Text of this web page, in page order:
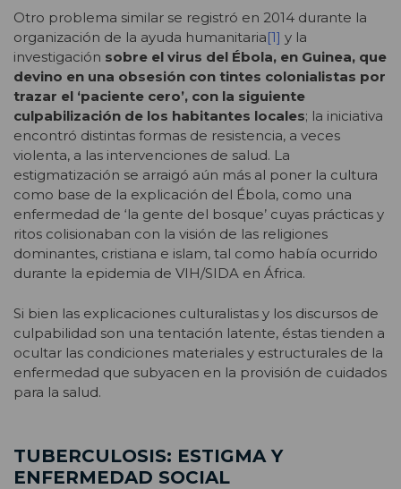
Otro problema similar se registró en 2014 durante la
organización de la ayuda humanitaria[1] y la
investigación sobre el virus del Ébola, en Guinea, que
devino en una obsesión con tintes colonialistas por
trazar el ‘paciente cero’, con la siguiente
culpabilización de los habitantes locales; la iniciativa
encontró distintas formas de resistencia, a veces
violenta, a las intervenciones de salud. La
estigmatización se arraigó aún más al poner la cultura
como base de la explicación del Ébola, como una
enfermedad de ‘la gente del bosque’ cuyas prácticas y
ritos colisionaban con la visión de las religiones
dominantes, cristiana e islam, tal como había ocurrido
durante la epidemia de VIH/SIDA en África.
Si bien las explicaciones culturalistas y los discursos de
culpabilidad son una tentación latente, éstas tienden a
ocultar las condiciones materiales y estructurales de la
enfermedad que subyacen en la provisión de cuidados
para la salud.
TUBERCULOSIS: ESTIGMA Y
ENFERMEDAD SOCIAL